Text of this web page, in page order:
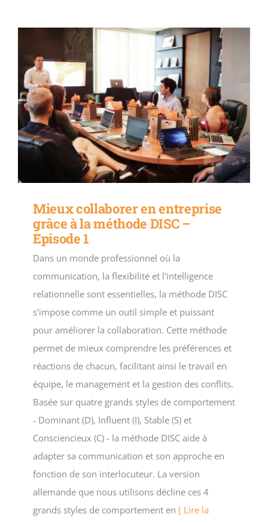
Mieux collaborer en entreprise
grâce à la méthode DISC –
Episode 1
Dans un monde professionnel où la
communication, la flexibilité et l'intelligence
relationnelle sont essentielles, la méthode DISC
s'impose comme un outil simple et puissant
pour améliorer la collaboration. Cette méthode
permet de mieux comprendre les préférences et
réactions de chacun, facilitant ainsi le travail en
équipe, le management et la gestion des conflits.
Basée sur quatre grands styles de comportement
- Dominant (D), Influent (I), Stable (S) et
Consciencieux (C) - la méthode DISC aide à
adapter sa communication et son approche en
fonction de son interlocuteur. La version
allemande que nous utilisons décline ces 4
grands styles de comportement en [ Lire la